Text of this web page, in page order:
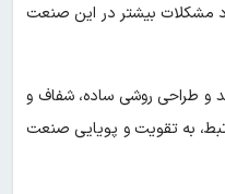
مشکلات بیشتر در این صنعت
و طراحی روشی ساده، شفاف و
به تقویت و پویایی صنعت